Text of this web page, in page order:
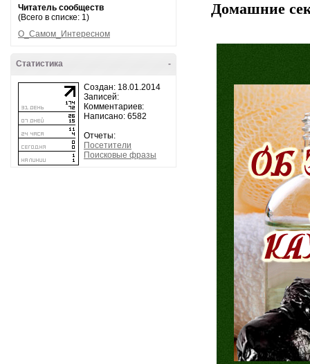
Читатель сообществ
(Всего в списке: 1)
О_Самом_Интересном
-
Статистика
Создан: 18.01.2014
Записей:
Комментариев:
Написано: 6582
Отчеты:
Посетители
Поисковые фразы
Домашние